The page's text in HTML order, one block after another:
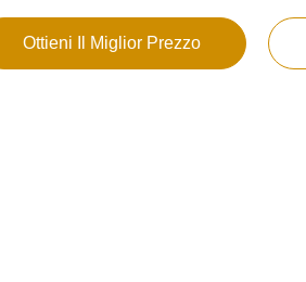
Ottieni Il Miglior Prezzo